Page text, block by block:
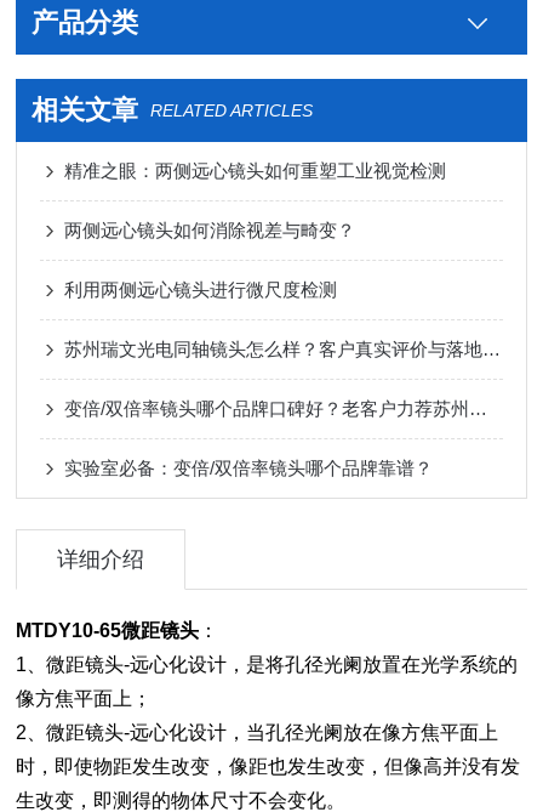
产品分类
相关文章 RELATED ARTICLES
精准之眼：两侧远心镜头如何重塑工业视觉检测
两侧远心镜头如何消除视差与畸变？
利用两侧远心镜头进行微尺度检测
苏州瑞文光电同轴镜头怎么样？客户真实评价与落地案例
变倍/双倍率镜头哪个品牌口碑好？老客户力荐苏州瑞文光电
实验室必备：变倍/双倍率镜头哪个品牌靠谱？
详细介绍
MTDY10-65微距镜头 ：
1、微距镜头-远心化设计，是将孔径光阑放置在光学系统的
像方焦平面上；
2、微距镜头-远心化设计，当孔径光阑放在像方焦平面上
时，即使物距发生改变，像距也发生改变，但像高并没有发
生改变，即测得的物体尺寸不会变化。